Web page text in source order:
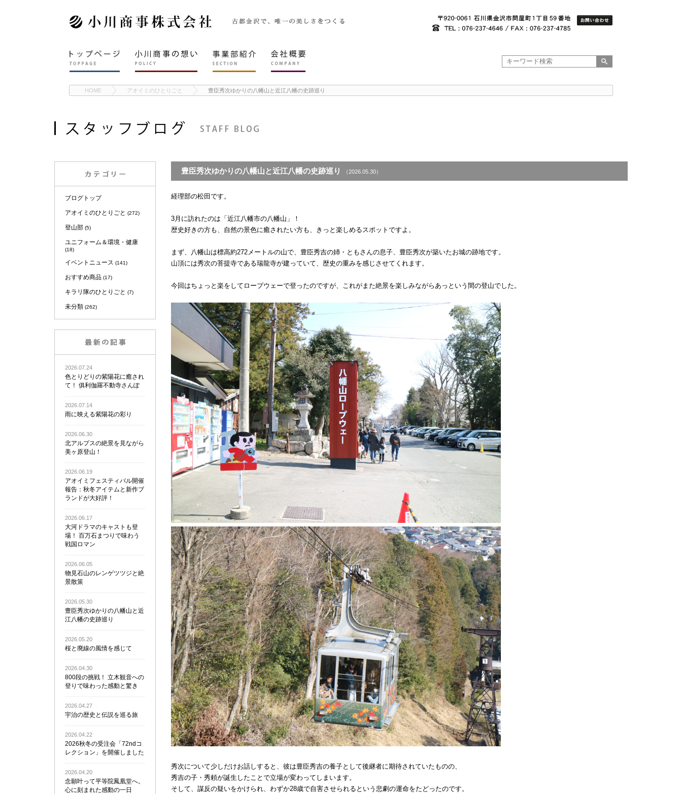
HOME アオイミのひとりごと 豊臣秀次ゆかりの八幡山と近江八幡の史跡巡り
ブログトップ
アオイミのひとりごと (272)
登山部 (5)
ユニフォーム＆環境・健康
(18)
イベントニュース (141)
おすすめ商品 (17)
キラリ隊のひとりごと (7)
未分類 (262)
2026.07.24
色とりどりの紫陽花に癒され
て！ 俱利伽羅不動寺さんぽ
2026.07.14
雨に映える紫陽花の彩り
2026.06.30
北アルプスの絶景を見ながら
美ヶ原登山！
2026.06.19
アオイミフェスティバル開催
報告：秋冬アイテムと新作ブ
ランドが大好評！
2026.06.17
大河ドラマのキャストも登
場！ 百万石まつりで味わう
戦国ロマン
2026.06.05
物見石山のレンゲツツジと絶
景散策
2026.05.30
豊臣秀次ゆかりの八幡山と近
江八幡の史跡巡り
2026.05.20
桜と廃線の風情を感じて
2026.04.30
800段の挑戦！ 立木観音への
登りで味わった感動と驚き
2026.04.27
宇治の歴史と伝説を巡る旅
2026.04.22
2026秋冬の受注会「72ndコ
レクション」を開催しました
2026.04.20
念願叶って平等院鳳凰堂へ。
心に刻まれた感動の一日
豊臣秀次ゆかりの八幡山と近江八幡の史跡巡り （2026.05.30）
経理部の松田です。
3月に訪れたのは「近江八幡市の八幡山」！
歴史好きの方も、自然の景色に癒されたい方も、きっと楽しめるスポットですよ。
まず、八幡山は標高約272メートルの山で、豊臣秀吉の姉・ともさんの息子、豊臣秀次が築いたお城の跡地です。
山頂には秀次の菩提寺である瑞龍寺が建っていて、歴史の重みを感じさせてくれます。
今回はちょっと楽をしてロープウェーで登ったのですが、これがまた絶景を楽しみながらあっという間の登山でした。
秀次について少しだけお話しすると、彼は豊臣秀吉の養子として後継者に期待されていたものの、
秀吉の子・秀頼が誕生したことで立場が変わってしまいます。
そして、謀反の疑いをかけられ、わずか28歳で自害させられるという悲劇の運命をたどったのです。